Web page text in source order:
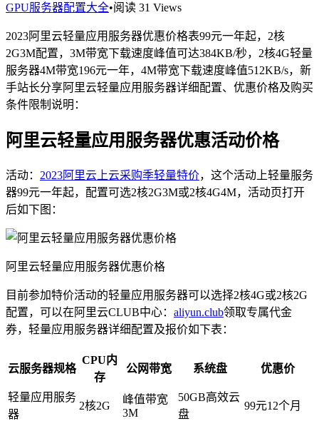
GPU服务器配置大全•阅读 31 Views
2023阿里云轻量应用服务器优惠价格表99元一年起，2核
2G3M配置，3M带宽下载速度峰值可达384KB/秒，2核4G轻量
服务器4M带宽196元一年，4M带宽下载速度峰值512KB/s，新
手站长分享阿里云轻量应用服务器详细配置、优惠价格及购买
条件限制说明：
阿里云轻量应用服务器优惠活动价格
活动： 2023阿里云上云采购季轻量特价，这个活动上轻量服务
器99元一年起，配置可选2核2G3M或2核4G4M，活动页打开
后如下图：
阿里云轻量应用服务器优惠价格
目前参加特价活动的轻量应用服务器可以选择2核4G或2核2G
配置，可以在阿里云CLUB中心： aliyun.club领取专属代金
券，轻量应用服务器详细配置及报价如下表：
云服务器规格
CPU内
存
公网带宽 系统盘 优惠价
轻量应用服务
器
2核2G
峰值带宽
3M
50GB高效云
盘
99元12个月